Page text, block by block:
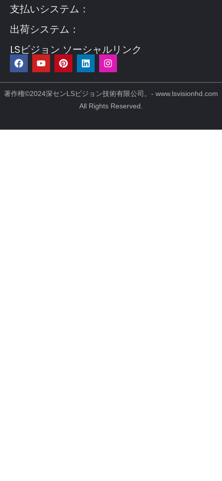
支払いシステム：
出荷システム：
LSビジョン ソーシャルリンク
フ
ェ
イ
ス
ブ
Y
o
u
t
u
ピ
ン
タ
レ
ス
リ
ン
ク
ト
イ
ン
イ
ン
ス
タ
グ
ラ
ム
著作権©2024深センLSビジョン技術有限公司。- www.lsvisionhd.com
All Rights Reserved.